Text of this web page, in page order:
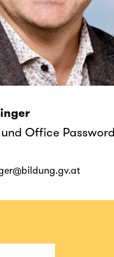
Office Password